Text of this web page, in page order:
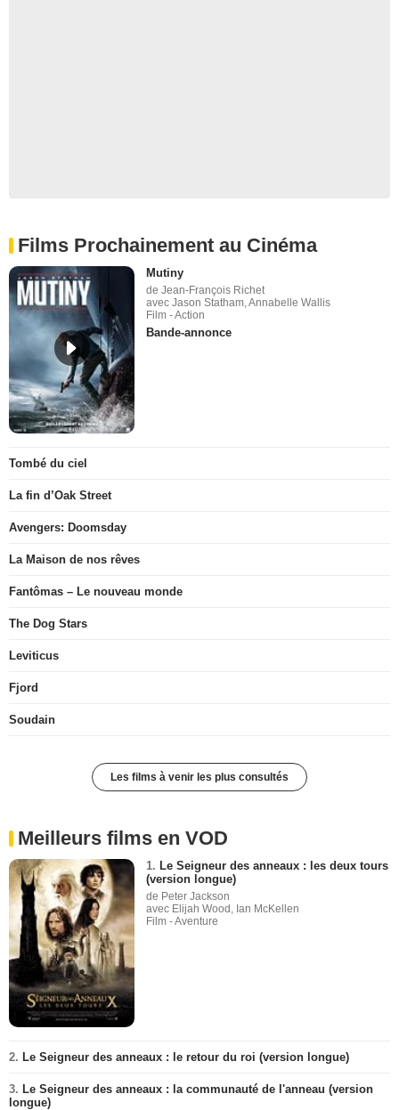
Films Prochainement au Cinéma
Mutiny
de Jean-François Richet
avec Jason Statham, Annabelle Wallis
Film - Action
Bande-annonce
Tombé du ciel
La fin d’Oak Street
Avengers: Doomsday
La Maison de nos rêves
Fantômas – Le nouveau monde
The Dog Stars
Leviticus
Fjord
Soudain
Les films à venir les plus consultés
Meilleurs films en VOD
1. Le Seigneur des anneaux : les deux tours
(version longue)
de Peter Jackson
avec Elijah Wood, Ian McKellen
Film - Aventure
2. Le Seigneur des anneaux : le retour du roi (version longue)
3. Le Seigneur des anneaux : la communauté de l'anneau (version
longue)